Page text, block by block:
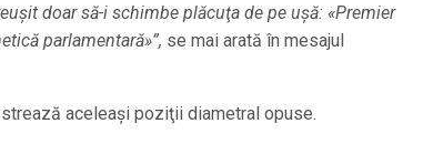
doar să-i schimbe plăcuţa de pe uşă: «Premier
parlamentară»”, se mai arată în mesajul
aceleaşi poziţii diametral opuse.